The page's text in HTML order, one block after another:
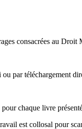
consacrées au
par téléchargement
chaque livre
est collosal pour